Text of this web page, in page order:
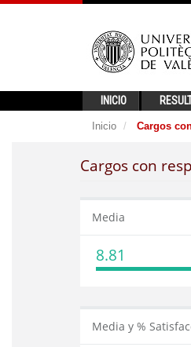
INICIO
Inicio Cargos
Cargos con
Media
8.81
Media y %